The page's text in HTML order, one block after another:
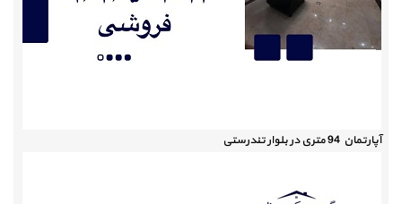
آپارتمان 94 متری در بلوار تندرستی